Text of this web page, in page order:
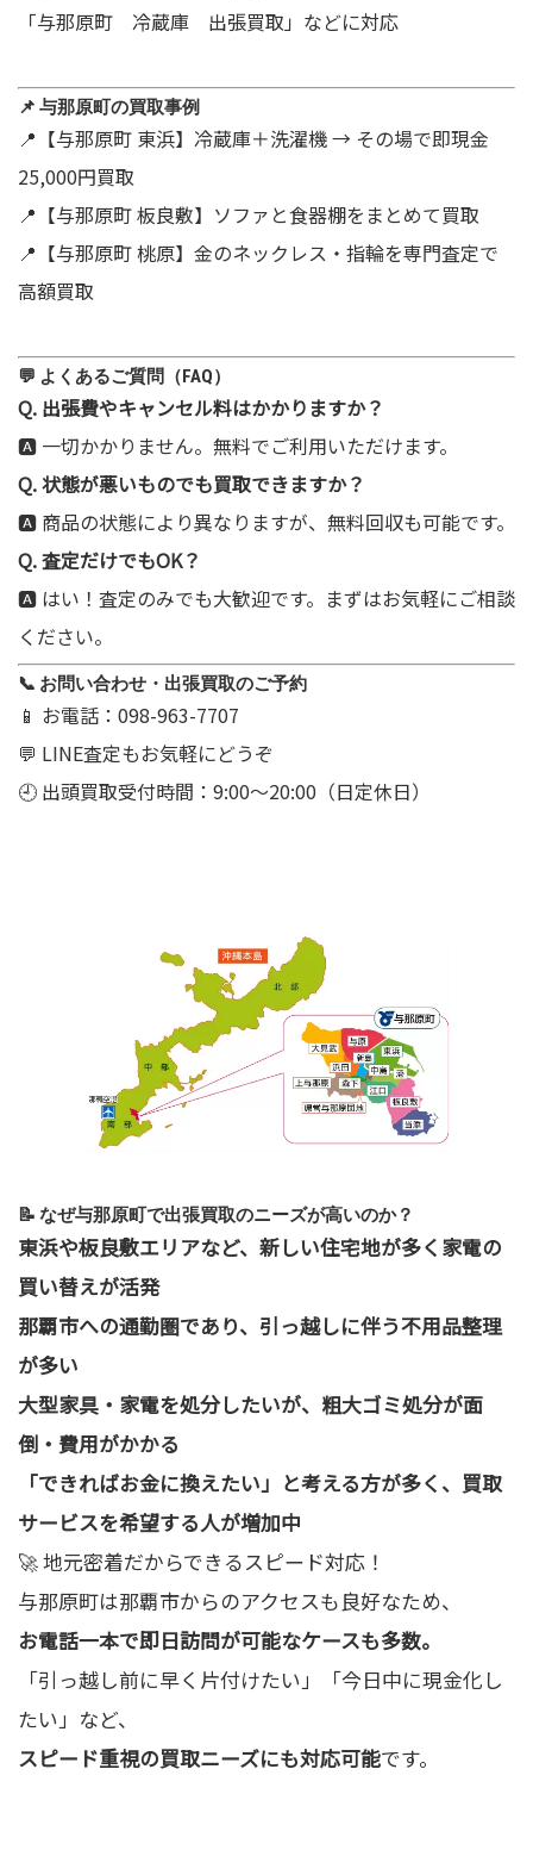
「与那原町 冷蔵庫 出張買取」などに対応
📌 与那原町の買取事例
📍【与那原町 東浜】冷蔵庫＋洗濯機 → その場で即現金
25,000円買取
📍【与那原町 板良敷】ソファと食器棚をまとめて買取
📍【与那原町 桃原】金のネックレス・指輪を専門査定で
高額買取
💬 よくあるご質問（FAQ）
Q. 出張費やキャンセル料はかかりますか？
🅰 一切かかりません。無料でご利用いただけます。
Q. 状態が悪いものでも買取できますか？
🅰 商品の状態により異なりますが、無料回収も可能です。
Q. 査定だけでもOK？
🅰 はい！査定のみでも大歓迎です。まずはお気軽にご相談
ください。
📞 お問い合わせ・出張買取のご予約
📱 お電話：098-963-7707
💬 LINE査定もお気軽にどうぞ
🕘 出頭買取受付時間：9:00～20:00（日定休日）
📝 なぜ与那原町で出張買取のニーズが高いのか？
東浜や板良敷エリアなど、新しい住宅地が多く家電の
買い替えが活発
那覇市への通勤圏であり、引っ越しに伴う不用品整理
が多い
大型家具・家電を処分したいが、粗大ゴミ処分が面
倒・費用がかかる
「できればお金に換えたい」と考える方が多く、買取
サービスを希望する人が増加中
🚀 地元密着だからできるスピード対応！
与那原町は那覇市からのアクセスも良好なため、
お電話一本で即日訪問が可能なケースも多数。
「引っ越し前に早く片付けたい」「今日中に現金化し
たい」など、
スピード重視の買取ニーズにも対応可能です。